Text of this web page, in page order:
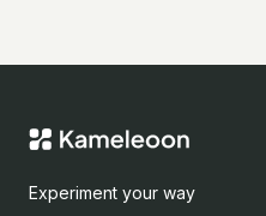
Experiment your way